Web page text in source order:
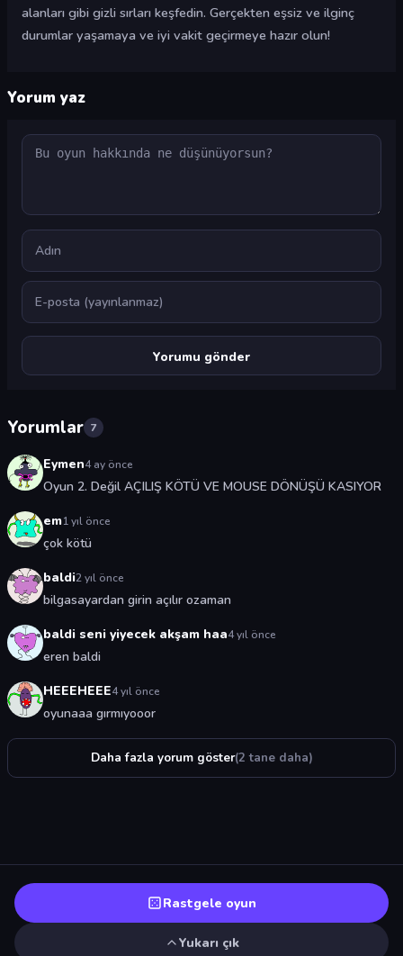
alanları gibi gizli sırları keşfedin. Gerçekten eşsiz ve ilginç
durumlar yaşamaya ve iyi vakit geçirmeye hazır olun!
Yorum yaz
Yorum
Ad
E-posta
Yorumlar 7
Eymen4 ay önce
Oyun 2. Değil AÇILIŞ KÖTÜ VE MOUSE DÖNÜŞÜ KASIYOR
em1 yıl önce
çok kötü
baldi2 yıl önce
bilgasayardan girin açılır ozaman
baldi seni yiyecek akşam haa4 yıl önce
eren baldi
HEEEHEEE4 yıl önce
oyunaaa gırmıyooor
Daha fazla yorum göster(2 tane daha)
Rastgele oyun
Yukarı çık